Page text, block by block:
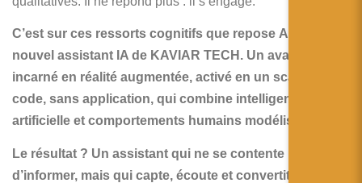
C’est sur ces ressorts cognitifs que repose ARAI
nouvel assistant IA de KAVIAR TECH . Un avatar
incarné en réalité augmentée, activé en un scan de QR
code, sans application, qui combine intelligence
artificielle et comportements humains modélisés.
Le résultat ? Un assistant qui ne se contente pas
d’informer, mais qui capte, écoute et convertit. Dans les